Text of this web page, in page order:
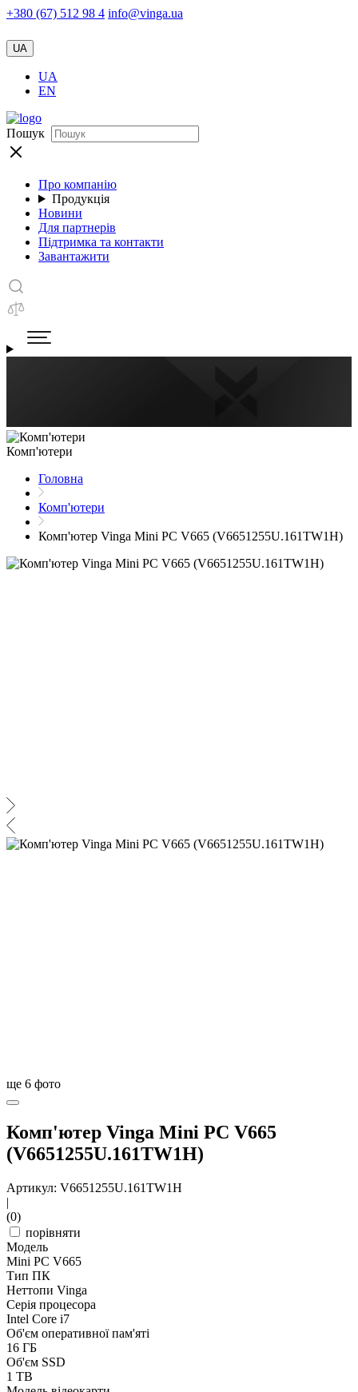
+380 (67) 512 98 4 info@vinga.ua
UA
UA
EN
Пошук
Про компанію
Продукція
Новини
Для партнерів
Підтримка та контакти
Завантажити
Комп'ютери
Головна
Комп'ютери
Комп'ютер Vinga Mini PC V665 (V6651255U.161TW1H)
ще 6 фото
Комп'ютер Vinga Mini PC V665
(V6651255U.161TW1H)
Артикул: V6651255U.161TW1H
|
(0)
порівняти
Модель
Mini PC V665
Тип ПК
Неттопи Vinga
Серія процесора
Intel Core i7
Об'єм оперативної пам'яті
16 ГБ
Об'єм SSD
1 TB